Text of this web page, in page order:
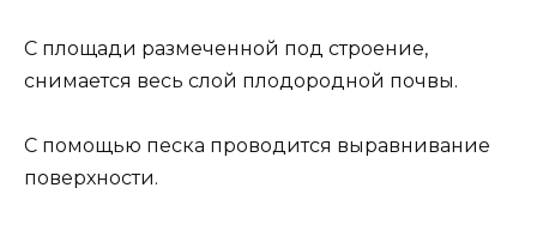
С площади размеченной под строение,
снимается весь слой плодородной почвы.
С помощью песка проводится выравнивание
поверхности.